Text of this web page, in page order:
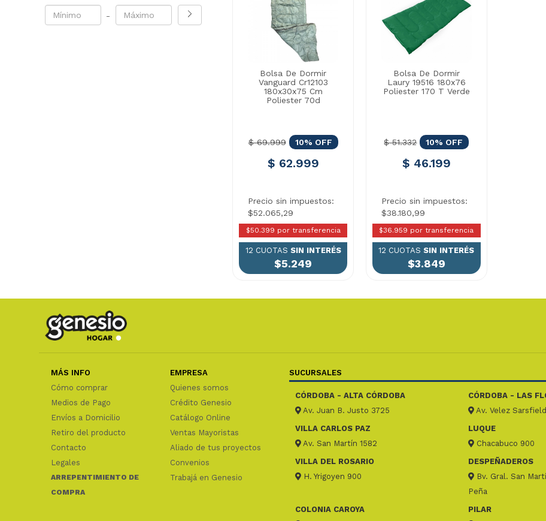
-
Bolsa De Dormir
Vanguard Cr12103
180x30x75 Cm
Poliester 70d
$ 69.999 10% OFF
$ 62.999
Precio sin impuestos:
$52.065,29
$50.399 por transferencia
12 CUOTAS SIN INTERÉS
$5.249
Bolsa De Dormir
Laury 19516 180x76
Poliester 170 T Verde
$ 51.332 10% OFF
$ 46.199
Precio sin impuestos:
$38.180,99
$36.959 por transferencia
12 CUOTASSIN INTERÉS
$3.849
MÁS INFO
Cómo comprar
Medios de Pago
Envíos a Domicilio
Retiro del producto
Contacto
Legales
ARREPENTIMIENTO DE
COMPRA
EMPRESA
Quienes somos
Crédito Genesio
Catálogo Online
Ventas Mayoristas
Aliado de tus proyectos
Convenios
Trabajá en Genesio
SUCURSALES
CÓRDOBA - ALTA CÓRDOBA
Av. Juan B. Justo 3725
CÓRDOBA - LAS
Av. Velez
VILLA CARLOS PAZ
Av. San Martín 1582
LUQUE
Chacabuco 900
VILLA DEL ROSARIO
H. Yrigoyen 900
DESPEÑADEROS
Bv. Gral. San
Peña
COLONIA CAROYA
PILAR